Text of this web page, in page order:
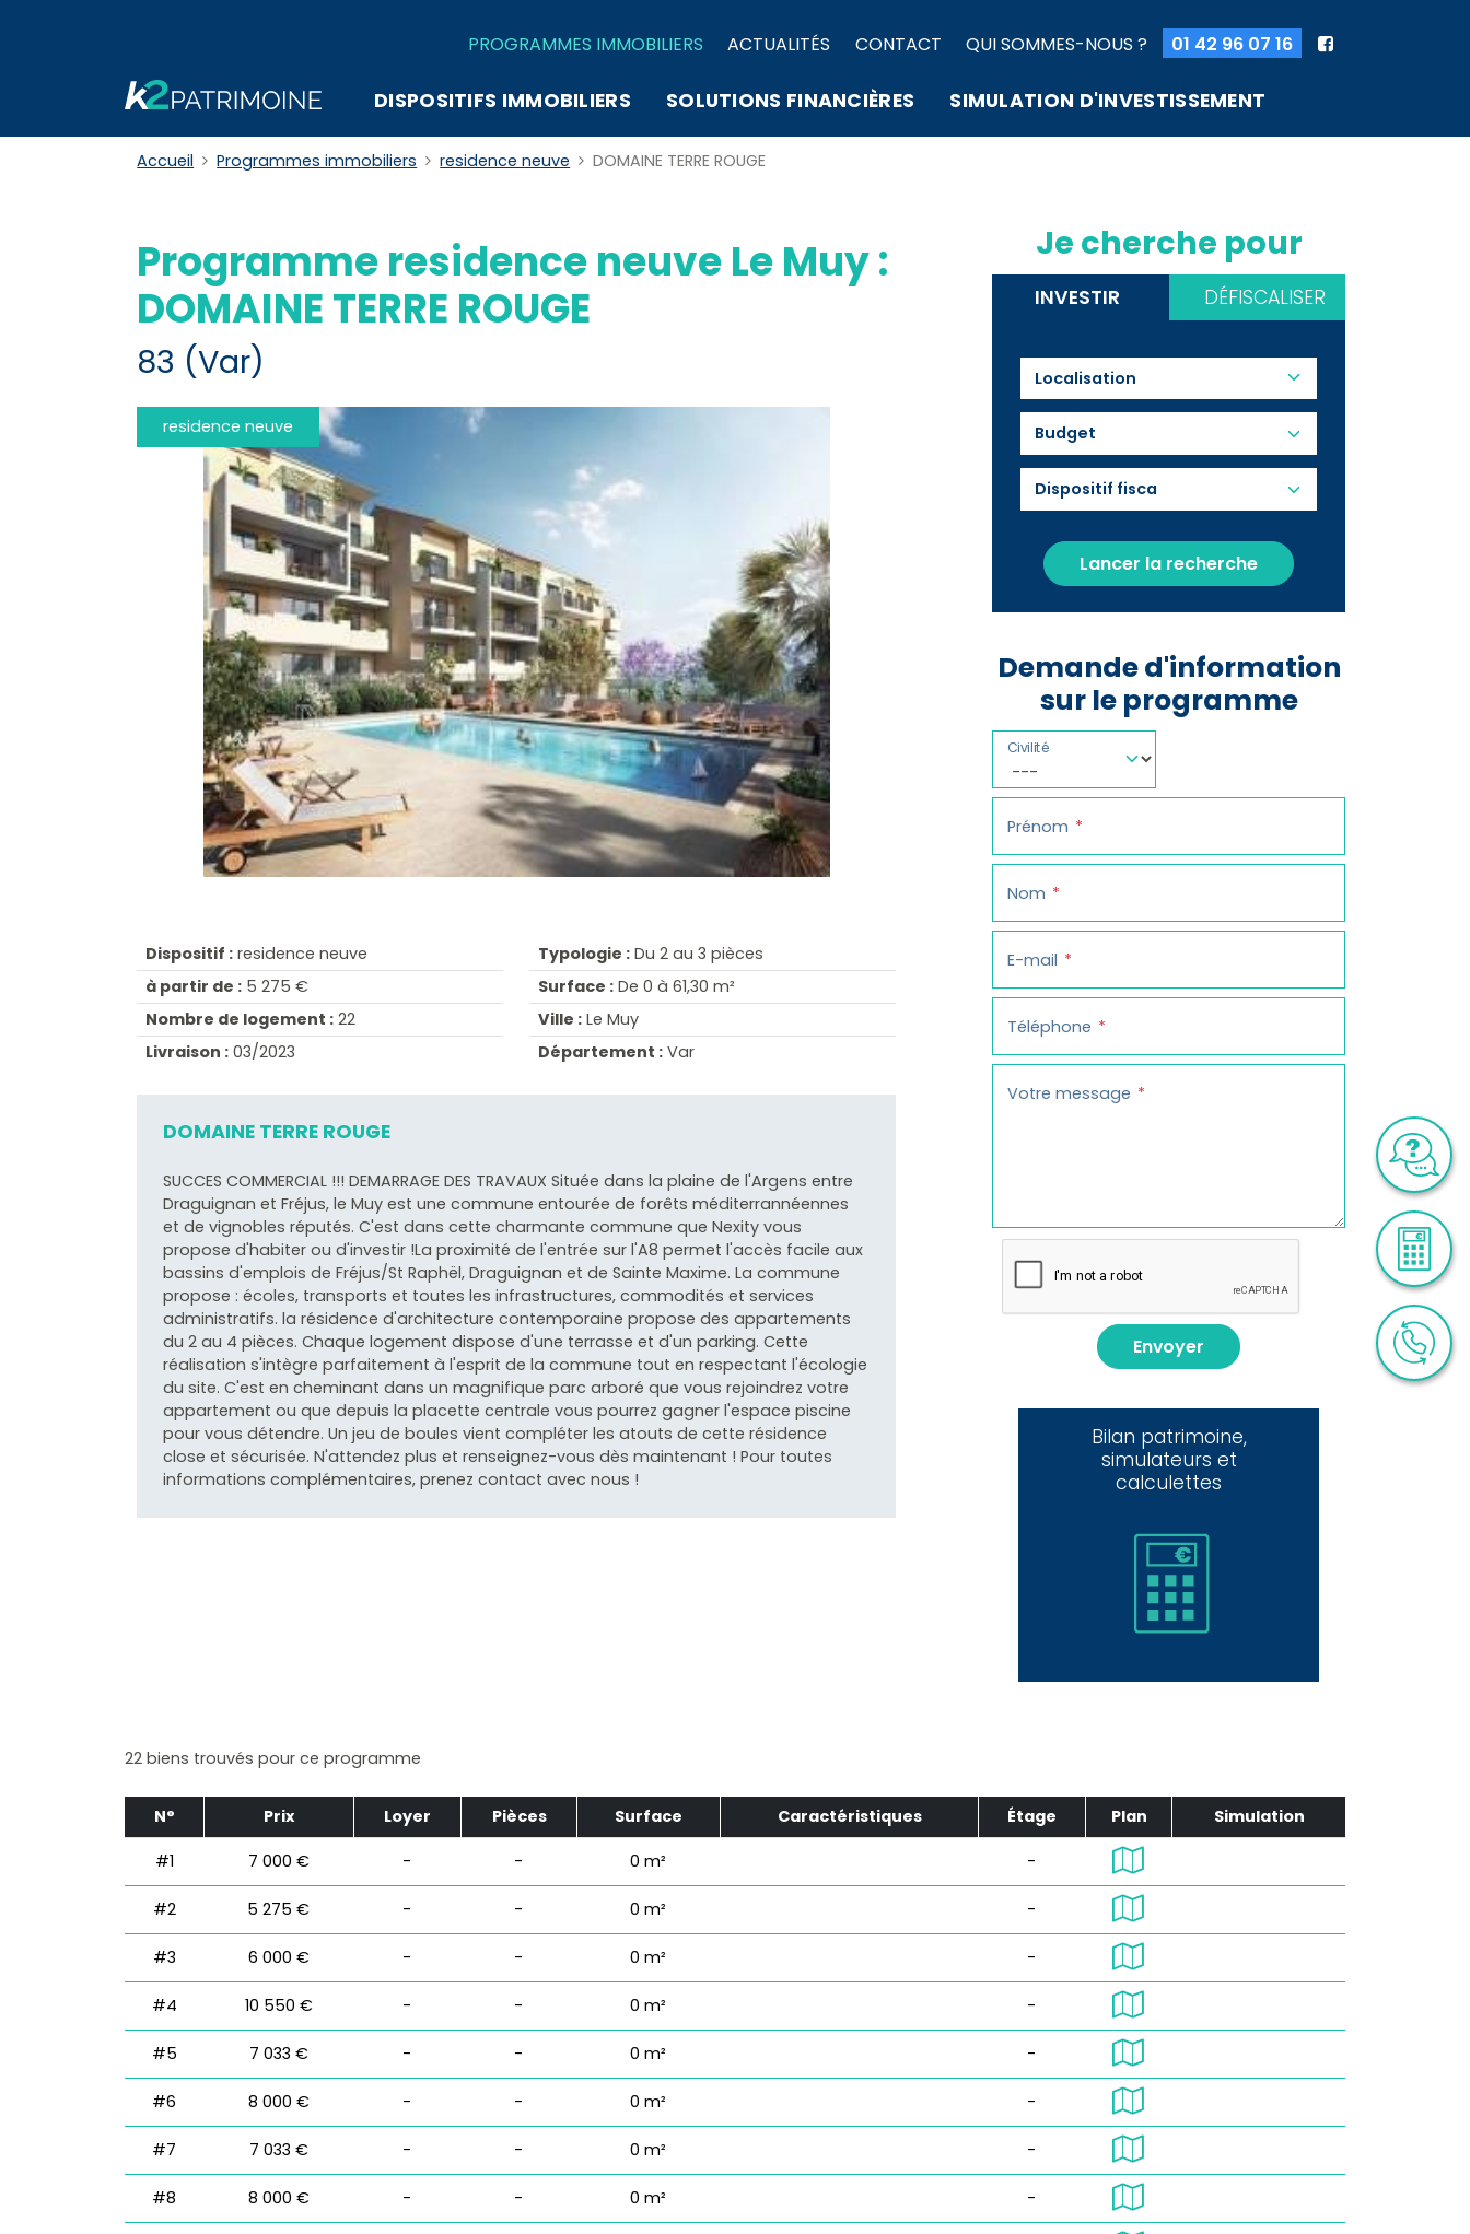
PROGRAMMES IMMOBILIERS ACTUALITÉS CONTACT QUI SOMMES-NOUS ? 01 42 96 07 16
DISPOSITIFS IMMOBILIERS SOLUTIONS FINANCIÈRES SIMULATION D'INVESTISSEMENT
Accueil Programmes immobiliers residence neuve DOMAINE TERRE ROUGE
Programme residence neuve Le Muy :
DOMAINE TERRE ROUGE
83 (Var)
residence neuve
Dispositif : residence neuve
à partir de : 5 275 €
Nombre de logement : 22
Livraison : 03/2023
Typologie : Du 2 au 3 pièces
Surface : De 0 à 61,30 m²
Ville : Le Muy
Département : Var
DOMAINE TERRE ROUGE
SUCCES COMMERCIAL !!! DEMARRAGE DES TRAVAUX Située dans la plaine de l'Argens entre
Draguignan et Fréjus, le Muy est une commune entourée de forêts méditerrannéennes
et de vignobles réputés. C'est dans cette charmante commune que Nexity vous
propose d'habiter ou d'investir !La proximité de l'entrée sur l'A8 permet l'accès facile aux
bassins d'emplois de Fréjus/St Raphël, Draguignan et de Sainte Maxime. La commune
propose : écoles, transports et toutes les infrastructures, commodités et services
administratifs. la résidence d'architecture contemporaine propose des appartements
du 2 au 4 pièces. Chaque logement dispose d'une terrasse et d'un parking. Cette
réalisation s'intègre parfaitement à l'esprit de la commune tout en respectant l'écologie
du site. C'est en cheminant dans un magnifique parc arboré que vous rejoindrez votre
appartement ou que depuis la placette centrale vous pourrez gagner l'espace piscine
pour vous détendre. Un jeu de boules vient compléter les atouts de cette résidence
close et sécurisée. N'attendez plus et renseignez-vous dès maintenant ! Pour toutes
informations complémentaires, prenez contact avec nous !
Je cherche pour
INVESTIR DÉFISCALISER
Budget
Lancer la recherche
Demande d'information
sur le programme
Civilité
Prénom
Nom
E-mail
Téléphone
Votre message
Envoyer
Bilan patrimoine,
simulateurs et
calculettes
22 biens trouvés pour ce programme
N° Prix Loyer Pièces Surface Caractéristiques Étage Plan Simulation
#1 7 000 € - - 0 m² -
#2 5 275 € - - 0 m² -
#3 6 000 € - - 0 m² -
#4 10 550 € - - 0 m² -
#5 7 033 € - - 0 m² -
#6 8 000 € - - 0 m² -
#7 7 033 € - - 0 m² -
#8 8 000 € - - 0 m² -